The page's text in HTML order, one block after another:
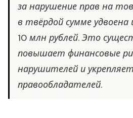
за нарушение прав на
в твёрдой сумме
10 млн рублей. Это
повышает финансовые
нарушителей и
правообладателей.